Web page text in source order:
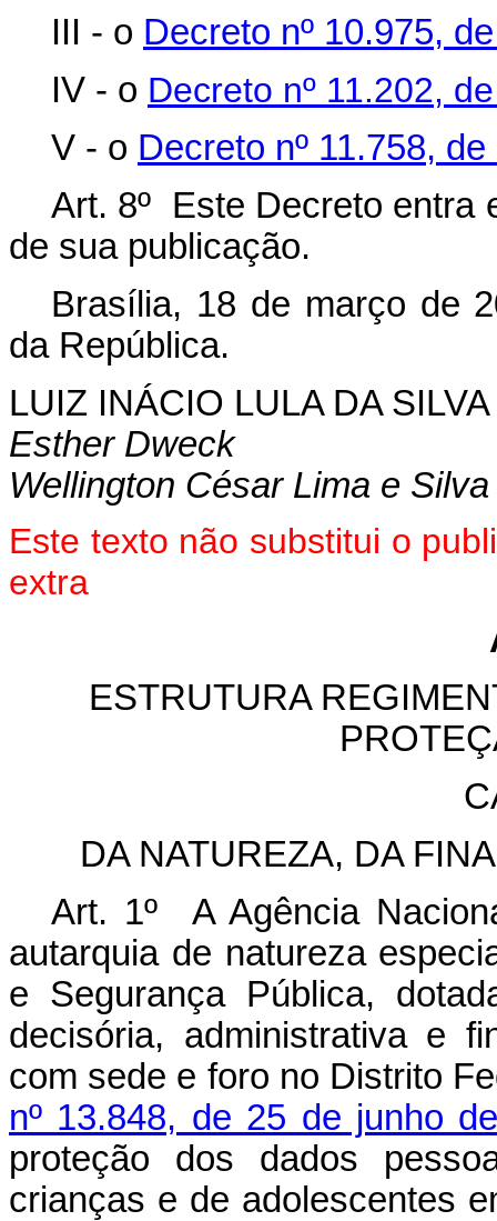
III - o Decreto nº 10.975,
IV - o Decreto nº 11.202,
V - o Decreto nº 11.758,
Art. 8º Este Decreto entra
de sua publicação.
Brasília, 18 de março de
da República.
LUIZ INÁCIO LULA DA SILVA
Esther Dweck
Wellington César Lima e Silva
Este texto não substitui o
extra
ESTRUTURA
DA NATUREZA, DA
Art. 1º A Agência
autarquia de natureza
e Segurança Pública,
decisória, administrativa e
com sede e foro no Distrito
nº 13.848, de 25 de junho
proteção dos dados
crianças e de adolescentes